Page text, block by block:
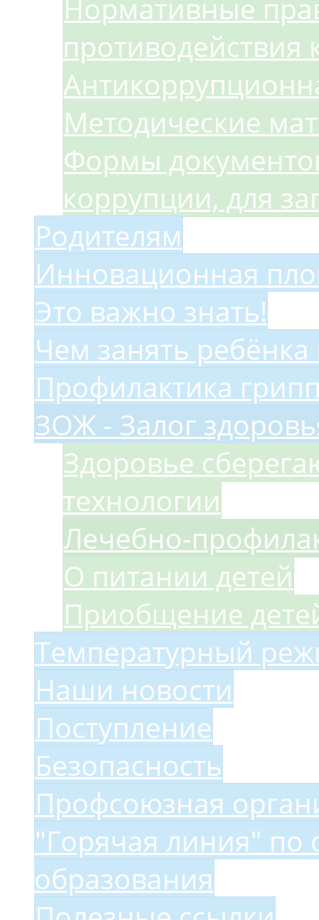
Нормативные
противодействия
Методические
Формы
коррупции, для
Родителям
Инновационная
Это важно знать!
Чем занять
Профилактика
ЗОЖ - Залог
Здоровье
технологии
Лечебно-
О питании детей
Приобщение
Температурный
Наши новости
Поступление
Безопасность
Профсоюзная
"Горячая линия" по
образования